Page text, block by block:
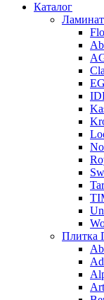
Каталог
Ламинат
Плитка